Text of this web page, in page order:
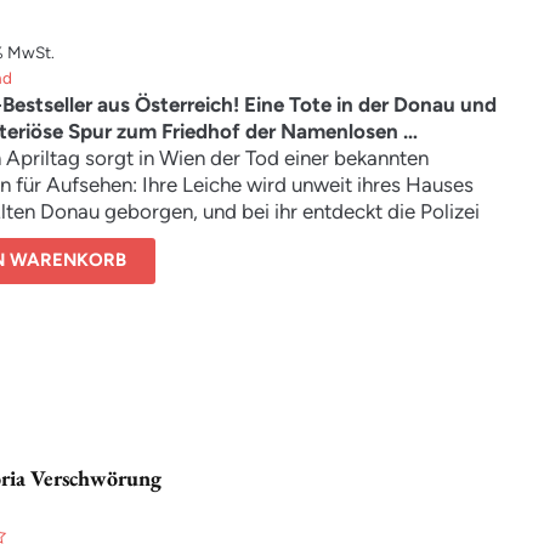
einflussreiche Kontakte nicht mehr in den Griff
MwSt.
Bestseller aus Österreich! Eine Tote in der Donau und
Spur zum Friedhof der Namenlosen …
Apriltag sorgt in Wien der Tod einer bekannten
für Aufsehen: Ihre Leiche wird unweit ihres Hauses
Donau geborgen, und bei ihr entdeckt die Polizei
Halskette. Sarah Pauli, Journalistin beim Wiener
einem Faible für Aberglauben, wird auf den Fall
und stößt auf eine Spur zum Friedhof der
WARENKORB
Verschwörung